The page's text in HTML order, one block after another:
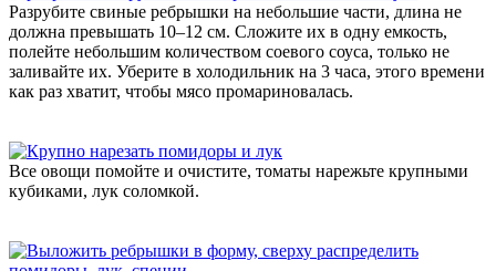
Разрубите свиные ребрышки на небольшие части, длина не
должна превышать 10–12 см. Сложите их в одну емкость,
полейте небольшим количеством соевого соуса, только не
заливайте их. Уберите в холодильник на 3 часа, этого времени
как раз хватит, чтобы мясо промариновалась.
Все овощи помойте и очистите, томаты нарежьте крупными
кубиками, лук соломкой.